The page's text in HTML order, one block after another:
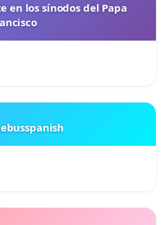
en los sínodos del Papa